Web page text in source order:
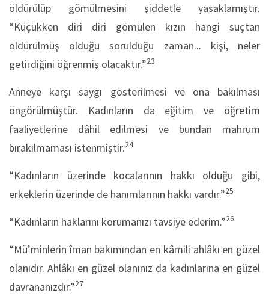
öldürülüp gömülmesini şiddetle yasaklamıştır.
“Küçükken diri diri gömülen kızın hangi suçtan
öldürülmüş olduğu sorulduğu zaman... kişi, neler
getirdiğini öğrenmiş olacaktır.”23
Anneye karşı saygı gösterilmesi ve ona bakılması
öngörülmüştür. Kadınların da eğitim ve öğretim
faaliyetlerine dâhil edilmesi ve bundan mahrum
bırakılmaması istenmiştir.24
“Kadınların üzerinde kocalarının hakkı olduğu gibi,
erkeklerin üzerinde de hanımlarının hakkı vardır.”25
“Kadınların haklarını korumanızı tavsiye ederim.”26
“Mü’minlerin îman bakımından en kâmili ahlâkı en güzel
olanıdır. Ahlâkı en güzel olanınız da kadınlarına en güzel
davrananızdır.”27